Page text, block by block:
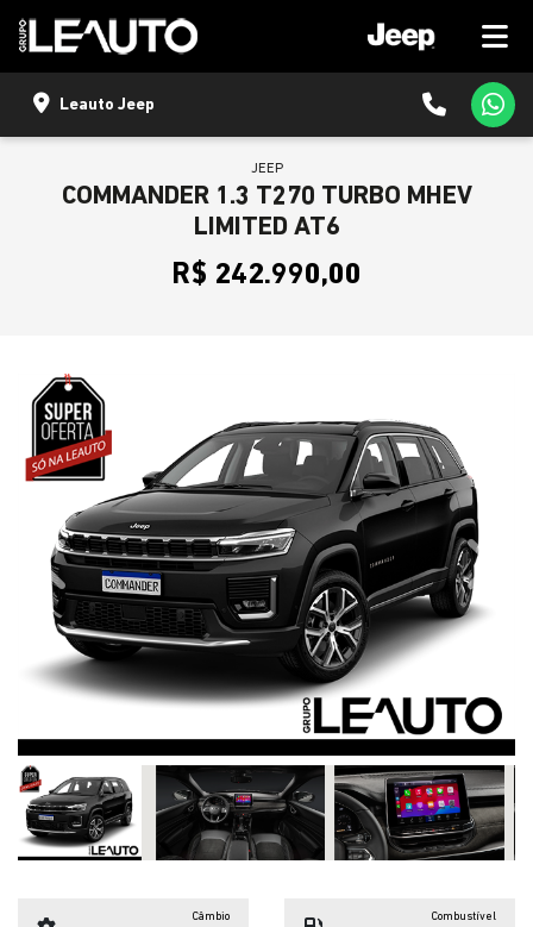
Leauto Jeep
JEEP
COMMANDER 1.3 T270 TURBO MHEV
LIMITED AT6
R$ 242.990,00
Previous
Câmbio Combustível